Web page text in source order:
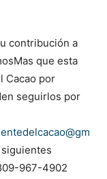
contribución a
que esta
Cacao por
seguirlos por
967-4902